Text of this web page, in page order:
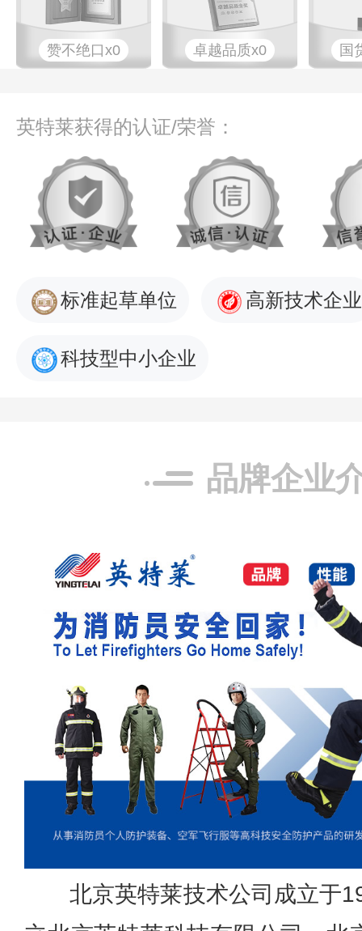
赞不绝口x0 卓越品质x0 国
英特莱获得的认证/荣誉：
标准起草单位 高新技术企业
科技型中小企业
品牌企业
北京英特莱技术公司成立于